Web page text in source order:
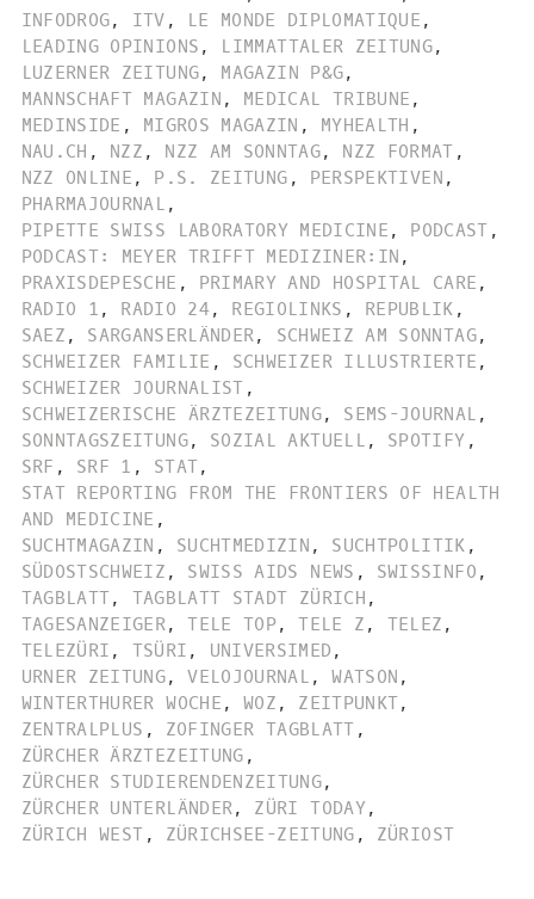
INFODROG, ITV , LE MONDE DIPLOMATIQUE ,
LEADING OPINIONS , LIMMATTALER ZEITUNG,
LUZERNER ZEITUNG, MAGAZIN P&G,
MANNSCHAFT MAGAZIN , MEDICAL TRIBUNE ,
MEDINSIDE , MIGROS MAGAZIN , MYHEALTH ,
NAU.CH , NZZ , NZZ AM SONNTAG, NZZ FORMAT ,
NZZ ONLINE , P.S. ZEITUNG , PERSPEKTIVEN ,
PHARMAJOURNAL ,
PIPETTE SWISS LABORATORY MEDICINE , PODCAST ,
PODCAST: MEYER TRIFFT MEDIZINER:IN ,
PRAXISDEPESCHE , PRIMARY AND HOSPITAL CARE ,
RADIO 1 , RADIO 24, REGIOLINKS , REPUBLIK ,
SAEZ , SARGANSERLÄNDER, SCHWEIZ AM SONNTAG,
SCHWEIZER FAMILIE , SCHWEIZER ILLUSTRIERTE ,
SCHWEIZER JOURNALIST ,
SCHWEIZERISCHE ÄRZTEZEITUNG, SEMS-JOURNAL ,
SONNTAGSZEITUNG, SOZIAL AKTUELL , SPOTIFY ,
SRF , SRF 1 , STAT,
STAT REPORTING FROM THE FRONTIERS OF HEALTH
AND MEDICINE ,
SUCHTMAGAZIN , SUCHTMEDIZIN , SUCHTPOLITIK ,
SÜDOSTSCHWEIZ , SWISS AIDS NEWS , SWISSINFO ,
TAGBLATT, TAGBLATT STADT ZÜRICH ,
TAGESANZEIGER, TELE TOP, TELE Z , TELEZ ,
TELEZÜRI , TSÜRI , UNIVERSIMED ,
URNER ZEITUNG, VELOJOURNAL , WATSON ,
WINTERTHURER WOCHE , WOZ , ZEITPUNKT,
ZENTRALPLUS , ZOFINGER TAGBLATT ,
ZÜRCHER ÄRZTEZEITUNG ,
ZÜRCHER STUDIERENDENZEITUNG,
ZÜRCHER UNTERLÄNDER, ZÜRI TODAY,
ZÜRICH WEST , ZÜRICHSEE-ZEITUNG , ZÜRIOST